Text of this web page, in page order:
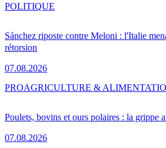
Sánchez riposte contre Meloni : l'Italie
rétorsion
07.08.2026
POLITIQUE
Poulets, bovins et ours polaires : la grippe
07.08.2026
PROAGRICULTURE &